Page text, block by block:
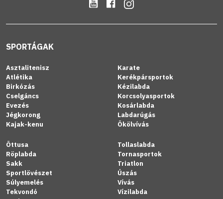
SPORTÁGAK
Asztalitenisz
Atlétika
Birkózás
Cselgáncs
Evezés
Jégkorong
Kajak-kenu
Karate
Kerékpársportok
Kézilabda
Korcsolyasportok
Kosárlabda
Labdarúgás
Ökölvívás
Öttusa
Röplabda
Sakk
Sportlövészet
Súlyemelés
Tekvondó
Tollaslabda
Tornasportok
Triatlon
Úszás
Vívás
Vízilabda